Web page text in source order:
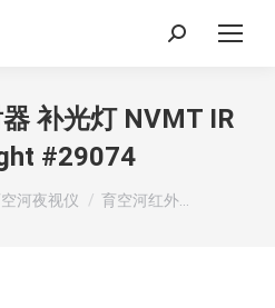
Search:
补光灯 NVMT IR
#29074
河夜视仪 育空河红外…